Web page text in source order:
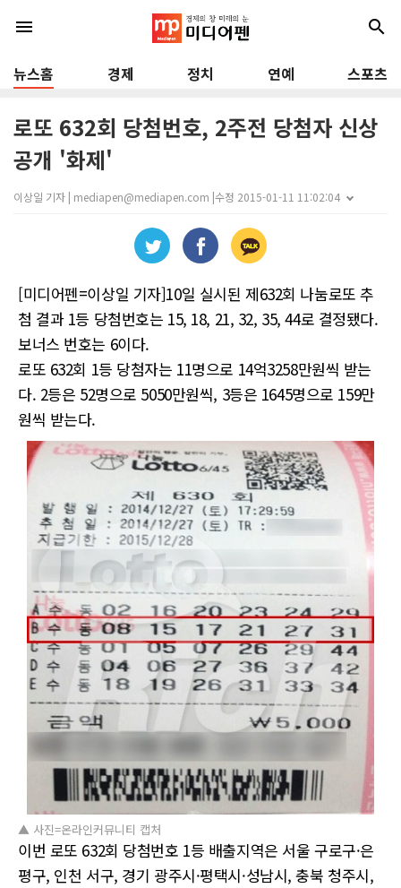
menu search
뉴스홈 경제 정치 연예 스포츠
로또 632회 당첨번호, 2주전 당첨자 신상
공개 '화제'
이상일 기자 | mediapen@mediapen.com |수정 2015-01-11 11:02:04
[미디어펜=이상일 기자]10일 실시된 제632회 나눔로또 추
첨 결과 1등 당첨번호는 15, 18, 21, 32, 35, 44로 결정됐다.
보너스 번호는 6이다.
로또 632회 1등 당첨자는 11명으로 14억3258만원씩 받는
다. 2등은 52명으로 5050만원씩, 3등은 1645명으로 159만
원씩 받는다.
▲ 사진=온라인커뮤니티 캡처
이번 로또 632회 당첨번호 1등 배출지역은 서울 구로구·은
평구, 인천 서구, 경기 광주시·평택시·성남시, 충북 청주시,